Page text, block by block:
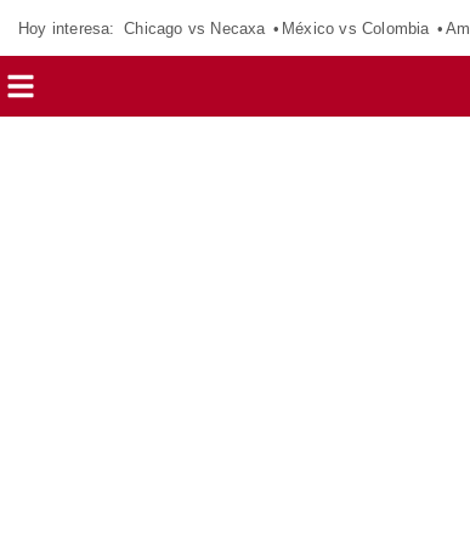
Hoy interesa: Chicago vs Necaxa México vs Colombia